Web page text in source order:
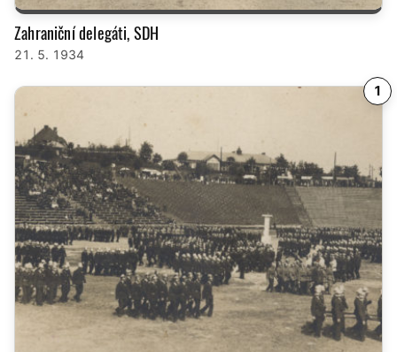
Zahraniční delegáti, SDH
21. 5. 1934
1